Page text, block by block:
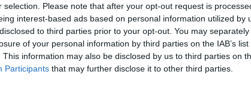
selection. Please note that after your opt-out request is
interest-based ads based on personal information utilized by
to third parties prior to your opt-out. You may
of your personal information by third parties on the IAB’s
This information may also be disclosed by us to third parties on
Participants that may further disclose it to other third parties.